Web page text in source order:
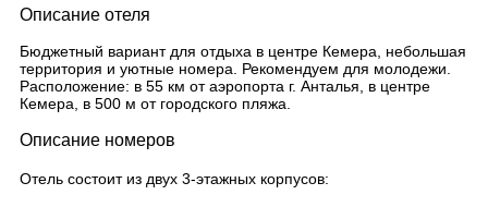
Описание отеля
Бюджетный вариант для отдыха в центре Кемера, небольшая
территория и уютные номера. Рекомендуем для молодежи.
Расположение: в 55 км от аэропорта г. Анталья, в центре
Кемера, в 500 м от городского пляжа.
Описание номеров
Отель состоит из двух 3-этажных корпусов: